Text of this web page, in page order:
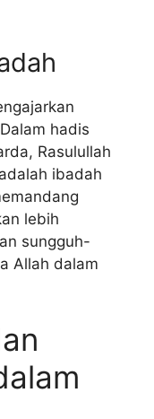
hadis
Rasulullah
ibadah
lebih
sungguh-
Allah dalam